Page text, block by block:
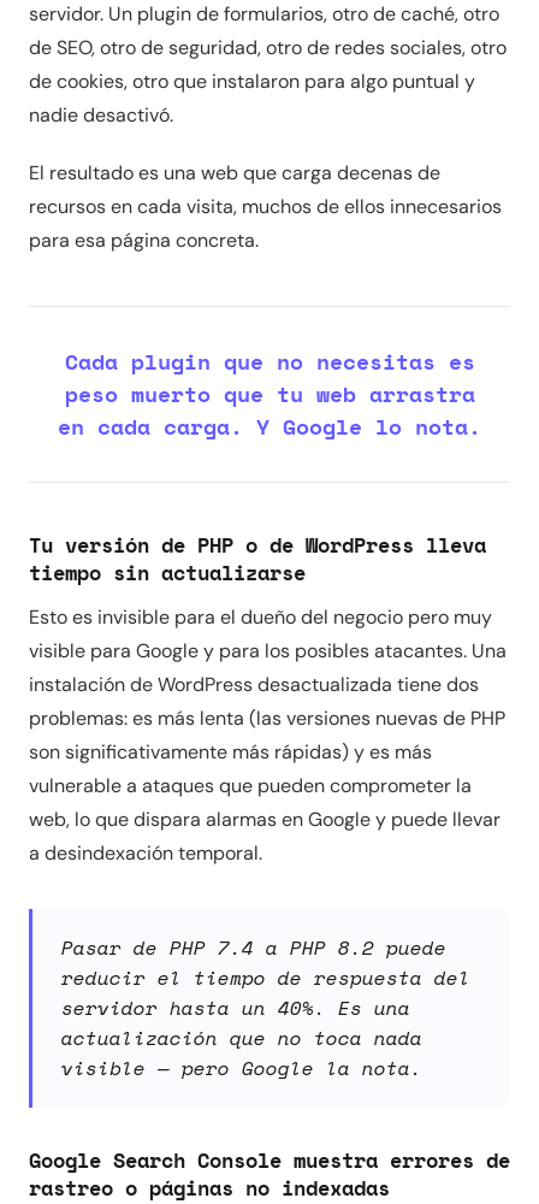
servidor. Un plugin de formularios, otro de caché, otro
de SEO, otro de seguridad, otro de redes sociales, otro
de cookies, otro que instalaron para algo puntual y
nadie desactivó.
El resultado es una web que carga decenas de
recursos en cada visita, muchos de ellos innecesarios
para esa página concreta.
Cada plugin que no necesitas es
peso muerto que tu web arrastra
en cada carga. Y Google lo nota.
Tu versión de PHP o de WordPress lleva
tiempo sin actualizarse
Esto es invisible para el dueño del negocio pero muy
visible para Google y para los posibles atacantes. Una
instalación de WordPress desactualizada tiene dos
problemas: es más lenta (las versiones nuevas de PHP
son significativamente más rápidas) y es más
vulnerable a ataques que pueden comprometer la
web, lo que dispara alarmas en Google y puede llevar
a desindexación temporal.
Pasar de PHP 7.4 a PHP 8.2 puede
reducir el tiempo de respuesta del
servidor hasta un 40%. Es una
actualización que no toca nada
visible — pero Google la nota.
Google Search Console muestra errores de
rastreo o páginas no indexadas